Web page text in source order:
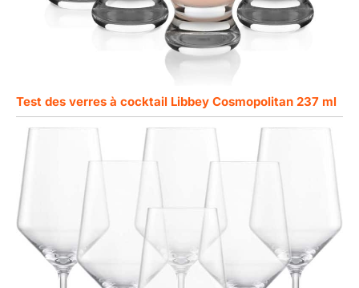
Test des verres à cocktail Libbey Cosmopolitan 237 ml